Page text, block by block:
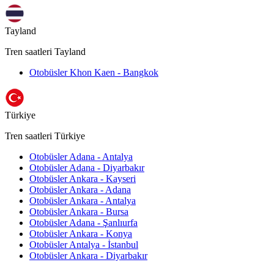
Tayland
Tren saatleri Tayland
Otobüsler Khon Kaen - Bangkok
Türkiye
Tren saatleri Türkiye
Otobüsler Adana - Antalya
Otobüsler Adana - Diyarbakır
Otobüsler Ankara - Kayseri
Otobüsler Ankara - Adana
Otobüsler Ankara - Antalya
Otobüsler Ankara - Bursa
Otobüsler Adana - Şanlıurfa
Otobüsler Ankara - Konya
Otobüsler Antalya - İstanbul
Otobüsler Ankara - Diyarbakır